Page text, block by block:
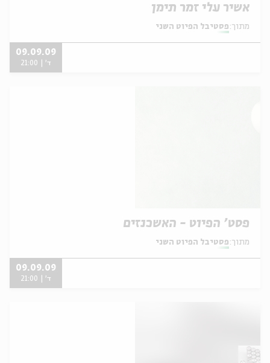
אשיר עלי זמר תימן
מתוך: פסטיבל הפיוט השני
09.09.09
ד' | 21:00
פסט' הפיוט - האשכנזים
מתוך: פסטיבל הפיוט השני
09.09.09
ד' | 21:00